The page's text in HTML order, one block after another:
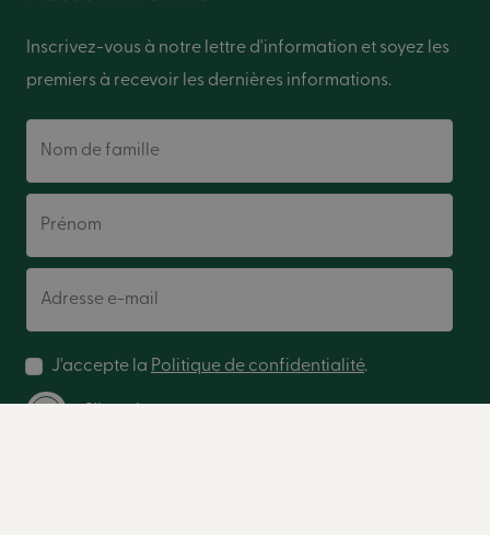
Inscrivez-vous à notre lettre d'information et soyez les
premiers à recevoir les dernières informations.
Nom de famille
Prénom
Adresse e-mail
J'accepte la Politique de confidentialité.